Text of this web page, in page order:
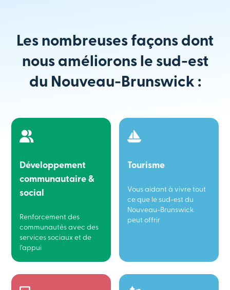
Les nombreuses façons dont
nous améliorons le sud-est
du Nouveau-Brunswick :
Développement
communautaire &
social
Renforcement des
communautés avec des
services sociaux et de
l’appui
Tourisme
Vous aidant à vivre tout
ce que le sud-est du
Nouveau-Brunswick
peut offrir